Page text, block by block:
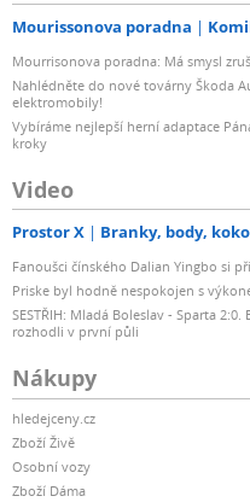
Mourissonova poradna
Mourrisonova poradna: Má smysl
Nahlédněte do nové továrny Škoda
elektromobily!
Vybíráme nejlepší herní adaptace
kroky
Video
Prostor X Branky, body,
Fanoušci čínského Dalian Yingbo si
Priske byl hodně nespokojen s
SESTŘIH: Mladá Boleslav - Sparta
rozhodli v první půli
Nákupy
hledejceny.cz
Zboží Živě
Osobní vozy
Zboží Dáma